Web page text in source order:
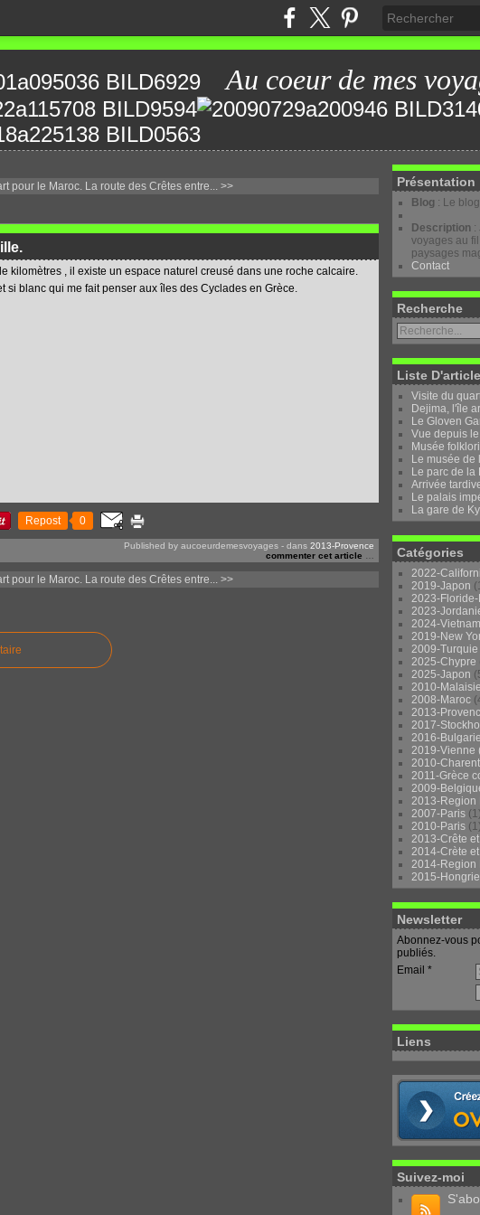
Au coeur de mes
pour le Maroc. La route des Crêtes entre... >>
kilomètres , il existe un espace naturel creusé dans une roche calcaire.
si blanc qui me fait penser aux îles des Cyclades en Grèce.
Repost 0
Published by aucoeurdemesvoyages - dans 2013-Provence
commenter cet article
pour le Maroc. La route des Crêtes entre... >>
Présentation
Blog : Le
Description :
voyages au
paysages
Contact
Recherche
Liste
Visite du
Dejima, l'île
Le Gloven
Vue depuis
Musée
Le musée de
Le parc de la
Arrivée
Le palais
La gare de
Catégories
2022-
2019-Japon
2023-
2023-
2024-Vietnam
2019-New
2009-Turquie
2025-Chypre
2025-Japon
2010-Malaisie
2008-Maroc
2013-
2017-
2016-Bulgarie
2019-Vienne
2010-
2011-Grèce
2009-
2013-Region
2007-Paris (1)
2010-Paris (1)
2013-Crête
2014-Crète
2014-Region
2015-Hongrie
Newsletter
Abonnez-vous
publiés.
Email
Liens
Suivez-moi